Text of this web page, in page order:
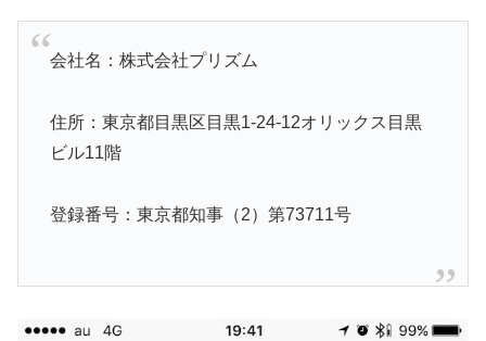
会社名：株式会社プリズム
住所：東京都目黒区目黒1-24-12オリックス目黒
ビル11階
登録番号：東京都知事（2）第73711号